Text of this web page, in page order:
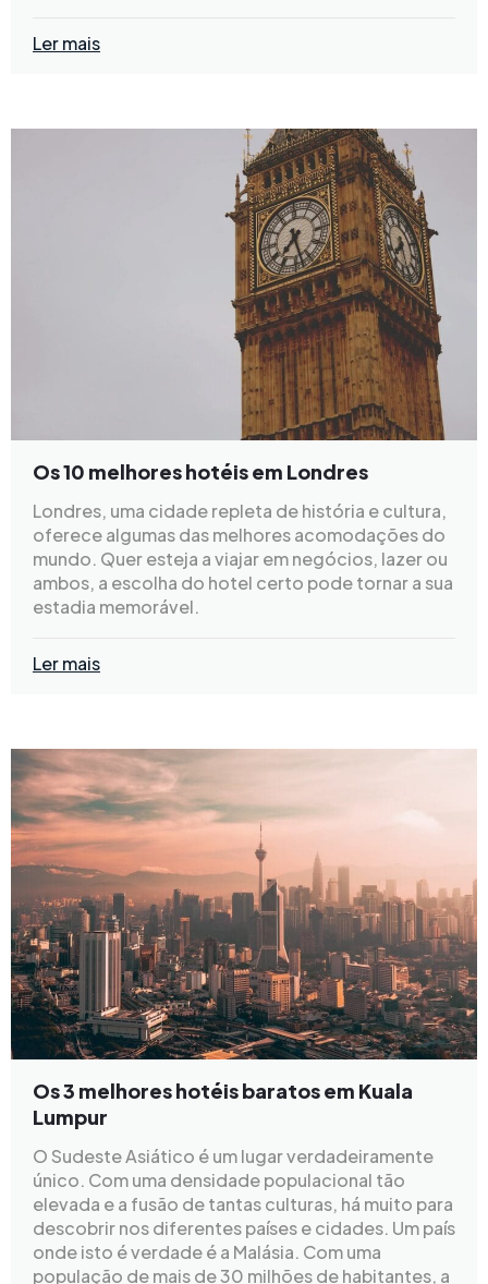
Ler mais
Os 10 melhores hotéis em Londres
Londres, uma cidade repleta de história e cultura,
oferece algumas das melhores acomodações do
mundo. Quer esteja a viajar em negócios, lazer ou
ambos, a escolha do hotel certo pode tornar a sua
estadia memorável.
Ler mais
Os 3 melhores hotéis baratos em Kuala
Lumpur
O Sudeste Asiático é um lugar verdadeiramente
único. Com uma densidade populacional tão
elevada e a fusão de tantas culturas, há muito para
descobrir nos diferentes países e cidades. Um país
onde isto é verdade é a Malásia. Com uma
população de mais de 30 milhões de habitantes, a